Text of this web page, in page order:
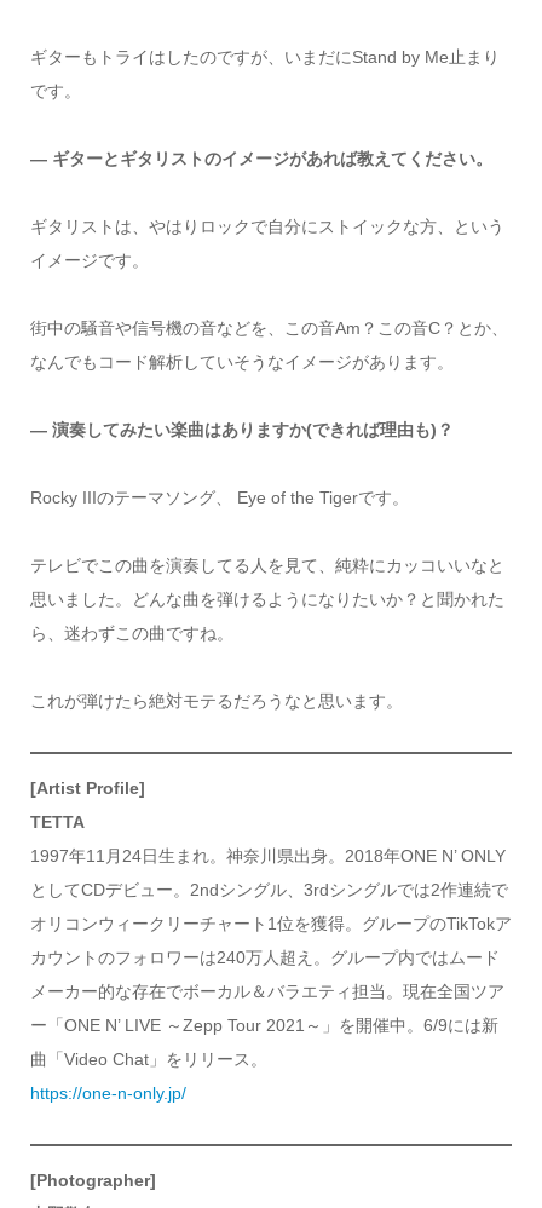
ギターもトライはしたのですが、いまだにStand by Me止まり
です。
― ギターとギタリストのイメージがあれば教えてください。
ギタリストは、やはりロックで自分にストイックな方、という
イメージです。
街中の騒音や信号機の音などを、この音Am？この音C？とか、
なんでもコード解析していそうなイメージがあります。
― 演奏してみたい楽曲はありますか(できれば理由も)？
Rocky IIIのテーマソング、 Eye of the Tigerです。
テレビでこの曲を演奏してる人を見て、純粋にカッコいいなと
思いました。どんな曲を弾けるようになりたいか？と聞かれた
ら、迷わずこの曲ですね。
これが弾けたら絶対モテるだろうなと思います。
[Artist Profile]
TETTA
1997年11月24日生まれ。神奈川県出身。2018年ONE N’ ONLY
としてCDデビュー。2ndシングル、3rdシングルでは2作連続で
オリコンウィークリーチャート1位を獲得。グループのTikTokア
カウントのフォロワーは240万人超え。グループ内ではムード
メーカー的な存在でボーカル＆バラエティ担当。現在全国ツア
ー「ONE N’ LIVE ～Zepp Tour 2021～」を開催中。6/9には新
曲「Video Chat」をリリース。
https://one-n-only.jp/
[Photographer]